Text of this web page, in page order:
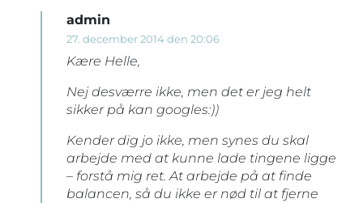
admin
27. december 2014 den 20:06
Kære Helle,
Nej desværre ikke, men det er jeg helt
sikker på kan googles:))
Kender dig jo ikke, men synes du skal
arbejde med at kunne lade tingene ligge
– forstå mig ret. At arbejde på at finde
balancen, så du ikke er nød til at fjerne